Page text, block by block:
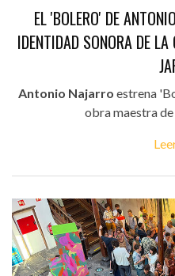
EL 'BOLERO' DE
IDENTIDAD SONORA DE
Antonio Najarro estrena
obra maestra de